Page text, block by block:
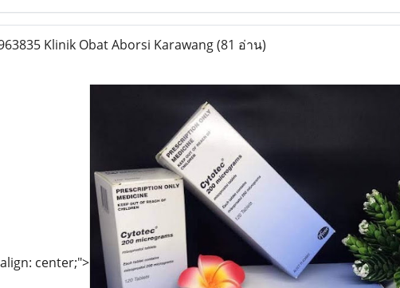
Klinik Obat Aborsi Karawang(81 อ่าน)
center;">